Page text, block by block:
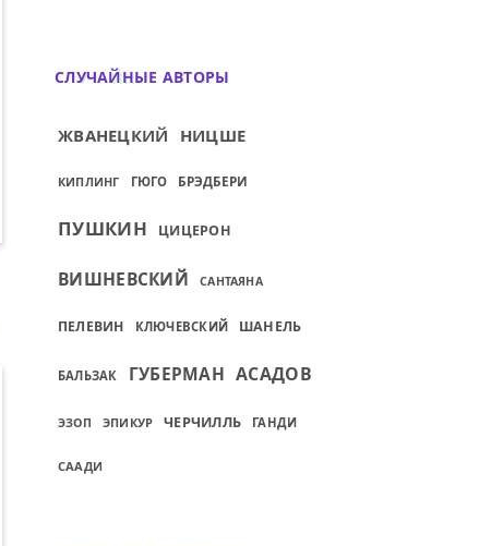
СЛУЧАЙНЫЕ АВТОРЫ
ЖВАНЕЦКИЙ НИЦШЕ
КИПЛИНГ ГЮГО БРЭДБЕРИ
ПУШКИН ЦИЦЕРОН
ВИШНЕВСКИЙ САНТАЯНА
ПЕЛЕВИН КЛЮЧЕВСКИЙ ШАНЕЛЬ
БАЛЬЗАК ГУБЕРМАН АСАДОВ
ЭЗОП ЭПИКУР ЧЕРЧИЛЛЬ ГАНДИ
СААДИ